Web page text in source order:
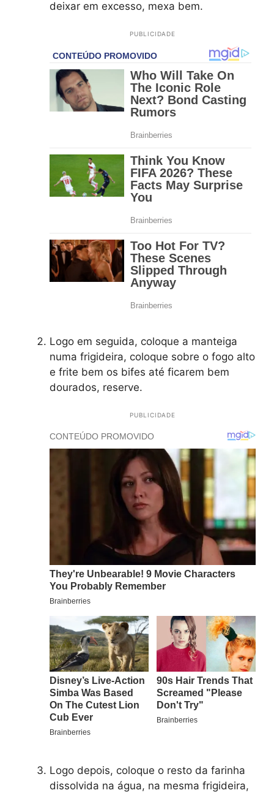
deixar em excesso, mexa bem.
PUBLICIDADE
Logo em seguida, coloque a manteiga
numa frigideira, coloque sobre o fogo alto
e frite bem os bifes até ficarem bem
dourados, reserve.
PUBLICIDADE
Logo depois, coloque o resto da farinha
dissolvida na água, na mesma frigideira,